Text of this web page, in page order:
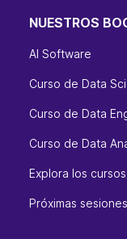
NUESTROS
AI Software
Curso de Data
Curso de Data
Curso de Data
Explora los
Próximas sesiones